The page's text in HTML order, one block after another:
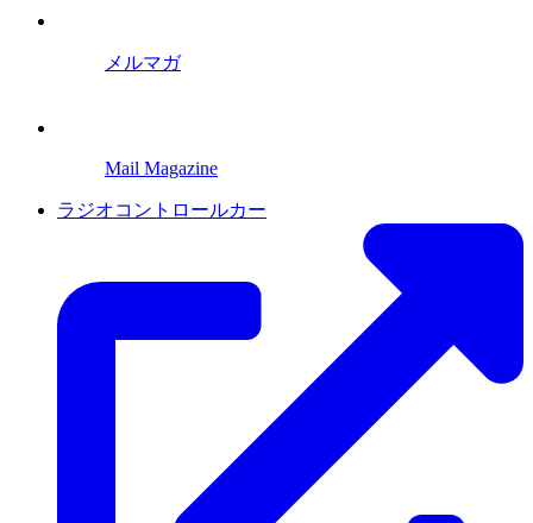
メルマガ
Mail Magazine
ラジオコントロールカー